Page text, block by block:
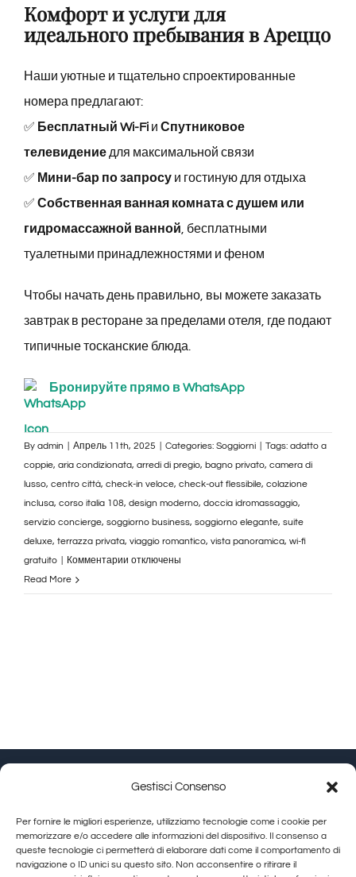
Gestisci Consenso
Per fornire le migliori esperienze, utilizziamo tecnologie come i cookie per
memorizzare e/o accedere alle informazioni del dispositivo. Il consenso a
queste tecnologie ci permetterà di elaborare dati come il comportamento di
navigazione o ID unici su questo sito. Non acconsentire o ritirare il
Комфорт и услуги для
идеального пребывания в Ареццо
Наши уютные и тщательно спроектированные
номера предлагают:
✅ Бесплатный Wi-Fiи Спутниковое
телевидениедля максимальной связи
✅ Мини-бар по запросуи гостиную для отдыха
✅ Собственная ванная комната с душем или
гидромассажной ванной, бесплатными
туалетными принадлежностями и феном
Чтобы начать день правильно, вы можете заказать
завтрак в ресторане за пределами отеля, где подают
типичные тосканские блюда.
Бронируйте прямо в WhatsApp
By admin Апрель 11th, 2025 Categories: Soggiorni Tags: adatto a
coppie, aria condizionata, arredi di pregio, bagno privato, camera di
lusso, centro città, check-in veloce, check-out flessibile, colazione
inclusa, corso italia 108, design moderno, doccia idromassaggio,
servizio concierge, soggiorno business, soggiorno elegante, suite
deluxe, terrazza privata, viaggio romantico, vista panoramica, wi-fi
gratuito
Комментариик
Arezzo
Granducato
отключены
Read More
Calamandrei 145 Arezzo (AR) |Cookie Policy|Privacy
Policy